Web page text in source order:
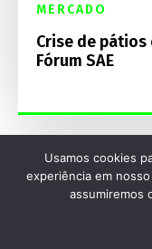
MERCADO
Crise de
Fórum SAE
Usamos cookies
experiência em
assumiremos